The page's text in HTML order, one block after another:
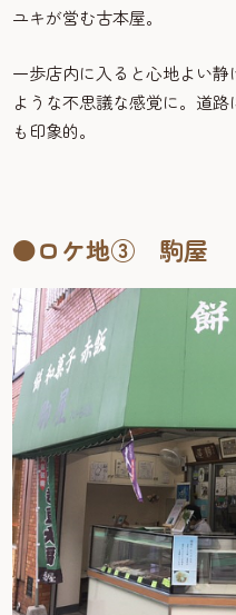
ユキが営む古本屋。
一歩店内に入ると心地よい
ような不思議な感覚に。道
も印象的。
●ロケ地③ 駒屋